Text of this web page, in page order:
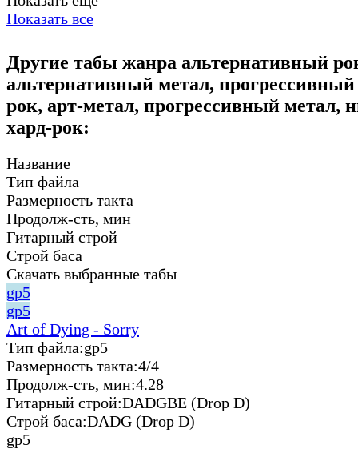
Показать все
Другие табы жанра альтернативный
альтернативный метал,
рок, арт-метал, прогрессивный метал,
хард-рок:
Название
Тип файла
Размерность такта
Продолж-сть, мин
Гитарный строй
Строй баса
Скачать выбранные табы
gp5
gp5
Art of Dying - Sorry
Тип файла:gp5
Размерность такта:4/4
Продолж-сть, мин:4.28
Гитарный строй:DADGBE (Drop D)
Строй баса:DADG (Drop D)
gp5